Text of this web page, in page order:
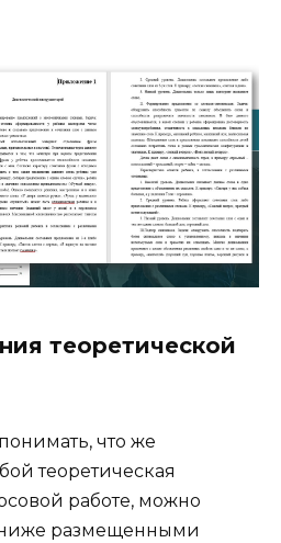
теоретической
что же
теоретическая
работе, можно
ниже размещенными